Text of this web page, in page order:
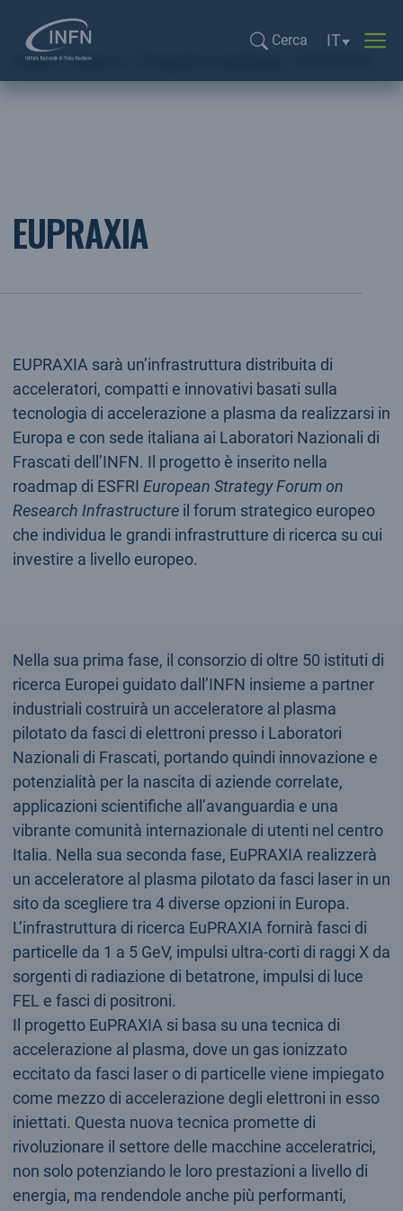
Cerca
Selezione
IT
Home
Ricerca
EUPRAXIA
EUPRAXIA sarà un’infrastruttura distribuita di
acceleratori, compatti e innovativi basati sulla
tecnologia di accelerazione a plasma da realizzarsi in
Europa e con sede italiana ai Laboratori Nazionali di
Frascati dell’INFN. Il progetto è inserito nella
roadmap di ESFRI European Strategy Forum on
Research Infrastructureil forum strategico europeo
che individua le grandi infrastrutture di ricerca su cui
investire a livello europeo.
Nella sua prima fase, il consorzio di oltre 50 istituti di
ricerca Europei guidato dall’INFN insieme a partner
industriali costruirà un acceleratore al plasma
pilotato da fasci di elettroni presso i Laboratori
Nazionali di Frascati, portando quindi innovazione e
potenzialità per la nascita di aziende correlate,
applicazioni scientifiche all’avanguardia e una
vibrante comunità internazionale di utenti nel centro
Italia. Nella sua seconda fase, EuPRAXIA realizzerà
un acceleratore al plasma pilotato da fasci laser in un
sito da scegliere tra 4 diverse opzioni in Europa.
L’infrastruttura di ricerca EuPRAXIA fornirà fasci di
particelle da 1 a 5 GeV, impulsi ultra-corti di raggi X da
sorgenti di radiazione di betatrone, impulsi di luce
FEL e fasci di positroni.
Il progetto EuPRAXIA si basa su una tecnica di
accelerazione al plasma, dove un gas ionizzato
eccitato da fasci laser o di particelle viene impiegato
come mezzo di accelerazione degli elettroni in esso
iniettati. Questa nuova tecnica promette di
rivoluzionare il settore delle macchine acceleratrici,
non solo potenziando le loro prestazioni a livello di
energia, ma rendendole anche più performanti,